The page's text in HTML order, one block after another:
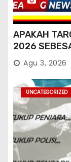
APAKAH
2026
TERCAPAI ?
Agu 3, 2026
UNCATEGORIZED